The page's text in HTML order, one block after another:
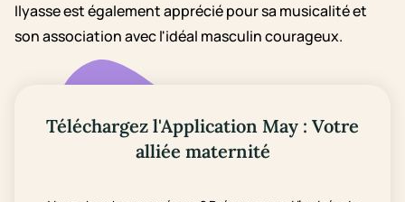
Ilyasse est également apprécié pour sa musicalité et
son association avec l'idéal masculin courageux.
Téléchargez l'Application May : Votre
alliée maternité